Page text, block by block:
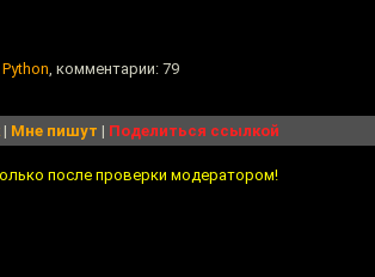
, комментарии: 79
| Мне пишут | Поделиться ссылкой
после проверки модератором!